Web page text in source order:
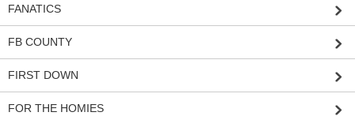
FANATICS
FB COUNTY
FIRST DOWN
FOR THE HOMIES